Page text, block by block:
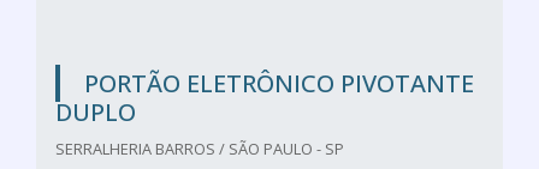
PORTÃO ELETRÔNICO PIVOTANTE
DUPLO
SERRALHERIA BARROS / SÃO PAULO - SP